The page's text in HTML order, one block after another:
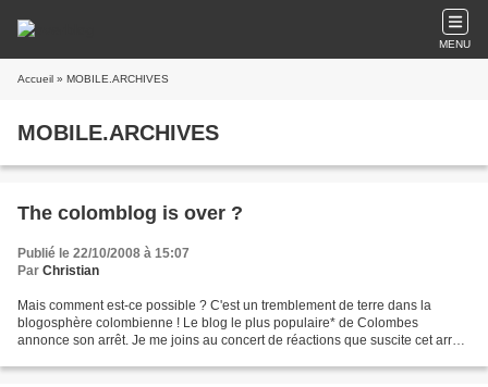
MENU
Accueil » MOBILE.ARCHIVES
MOBILE.ARCHIVES
The colomblog is over ?
Publié le 22/10/2008 à 15:07
Par Christian
Mais comment est-ce possible ? C'est un tremblement de terre dans la
blogosphère colombienne ! Le blog le plus populaire* de Colombes
annonce son arrêt. Je me joins au concert de réactions que suscite cet arrêt